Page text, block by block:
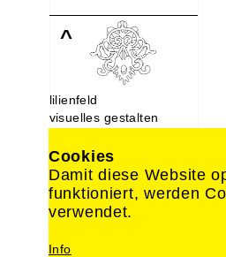
^
lilienfeld
visuelles gestalten
10969 Berlin
030. 214 66 488
0176. 221 22 892
design@lilien-feld.de
Cookies
Damit diese Website
funktioniert, werden
verwendet.
Info